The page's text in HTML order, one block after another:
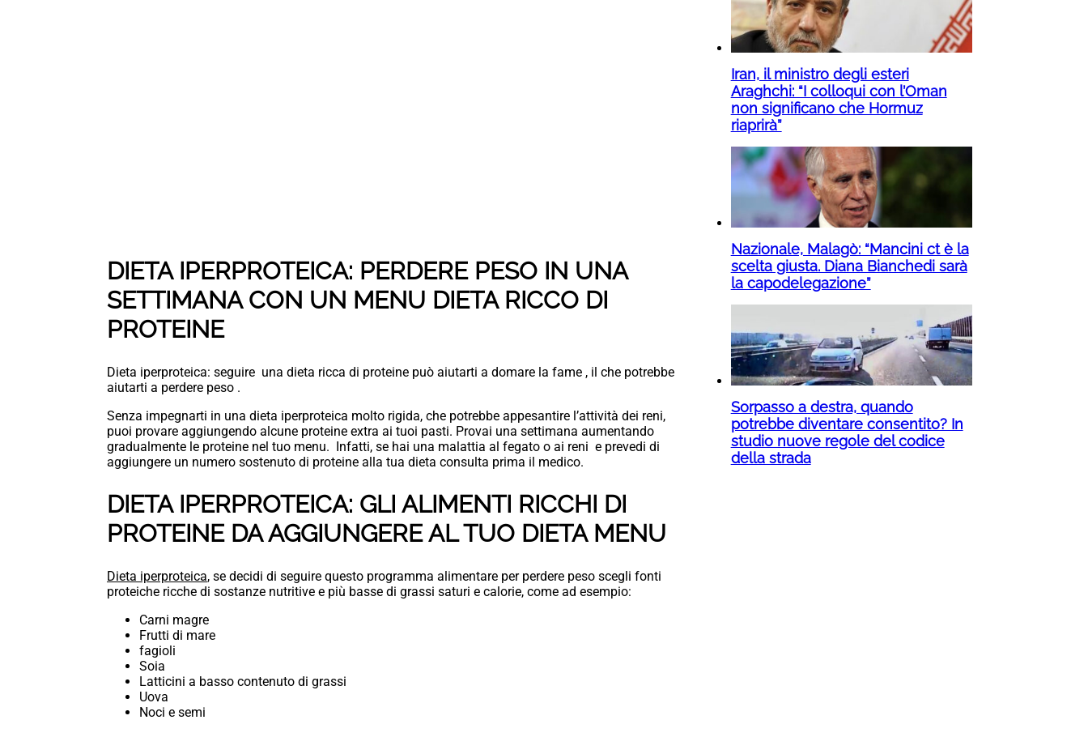
DIETA IPERPROTEICA: PERDERE PESO IN UNA
SETTIMANA CON UN MENU DIETA RICCO DI
PROTEINE
Dieta iperproteica: seguire una dieta ricca di proteine può aiutarti a domare la fame , il che potrebbe
aiutarti a perdere peso .
Senza impegnarti in una dieta iperproteica molto rigida, che potrebbe appesantire l’attività dei reni,
puoi provare aggiungendo alcune proteine extra ai tuoi pasti. Provai una settimana aumentando
gradualmente le proteine nel tuo menu. Infatti, se hai una malattia al fegato o ai reni e prevedi di
aggiungere un numero sostenuto di proteine alla tua dieta consulta prima il medico.
DIETA IPERPROTEICA: GLI ALIMENTI RICCHI DI
PROTEINE DA AGGIUNGERE AL TUO DIETA MENU
Dieta iperproteica, se decidi di seguire questo programma alimentare per perdere peso scegli fonti
proteiche ricche di sostanze nutritive e più basse di grassi saturi e calorie, come ad esempio:
Carni magre
Frutti di mare
fagioli
Soia
Latticini a basso contenuto di grassi
Uova
Noci e semi
Iran, il ministro degli esteri
Araghchi: “I colloqui con l’Oman
non significano che Hormuz
riaprirà”
Nazionale, Malagò: “Mancini ct è la
scelta giusta. Diana Bianchedi sarà
la capodelegazione”
Sorpasso a destra, quando
potrebbe diventare consentito? In
studio nuove regole del codice
della strada